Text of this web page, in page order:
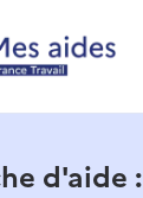
d'aide :